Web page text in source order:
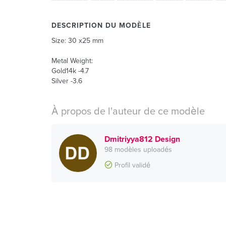
DESCRIPTION DU MODÈLE
Size: 30 x25 mm
Metal Weight:
Gold14k -4.7
Silver -3.6
À propos de l'auteur de ce modèle
Dmitriyya812 Design
98 modèles uploadés
Profil validé